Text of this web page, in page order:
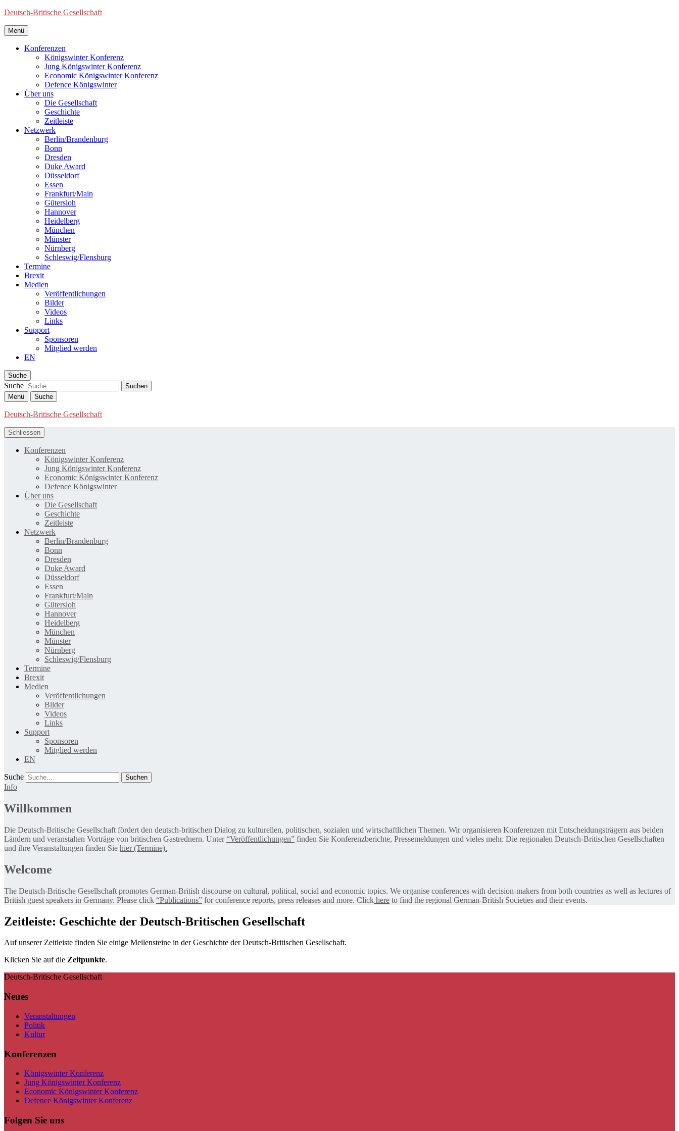
Deutsch-Britische Gesellschaft
Menü
Konferenzen
Königswinter Konferenz
Jung Königswinter Konferenz
Economic Königswinter Konferenz
Defence Königswinter
Über uns
Die Gesellschaft
Geschichte
Zeitleiste
Netzwerk
Berlin/Brandenburg
Bonn
Dresden
Duke Award
Düsseldorf
Essen
Frankfurt/Main
Gütersloh
Hannover
Heidelberg
München
Münster
Nürnberg
Schleswig/Flensburg
Termine
Brexit
Medien
Veröffentlichungen
Bilder
Videos
Links
Support
Sponsoren
Mitglied werden
EN
Suche
Suche
Menü Suche
Deutsch-Britische Gesellschaft
Schliessen
Konferenzen
Königswinter Konferenz
Jung Königswinter Konferenz
Economic Königswinter Konferenz
Defence Königswinter
Über uns
Die Gesellschaft
Geschichte
Zeitleiste
Netzwerk
Berlin/Brandenburg
Bonn
Dresden
Duke Award
Düsseldorf
Essen
Frankfurt/Main
Gütersloh
Hannover
Heidelberg
München
Münster
Nürnberg
Schleswig/Flensburg
Termine
Brexit
Medien
Veröffentlichungen
Bilder
Videos
Links
Support
Sponsoren
Mitglied werden
EN
Suche
Info
Willkommen
Die Deutsch-Britische Gesellschaft fördert den deutsch-britischen Dialog zu kulturellen, politischen, sozialen und wirtschaftlichen Themen. Wir organisieren Konferenzen mit Entscheidungsträgern aus beiden
Ländern und veranstalten Vorträge von britischen Gastrednern. Unter“Veröffentlichungen” finden Sie Konferenzberichte, Pressemeldungen und vieles mehr. Die regionalen Deutsch-Britischen Gesellschaften
und ihre Veranstaltungen finden Sie hier (Termine).
Welcome
The Deutsch-Britische Gesellschaft promotes German-British discourse on cultural, political, social and economic topics. We organise conferences with decision-makers from both countries as well as lectures of
British guest speakers in Germany. Please click “Publications” for conference reports, press releases and more. Click here to find the regional German-British Societies and their events.
Zeitleiste: Geschichte der Deutsch-Britischen Gesellschaft
Auf unserer Zeitleiste finden Sie einige Meilensteine in der Geschichte der Deutsch-Britischen Gesellschaft.
Klicken Sie auf die Zeitpunkte.
Deutsch-Britische Gesellschaft
Neues
Veranstaltungen
Politik
Kultur
Konferenzen
Königswinter Konferenz
Jung Königswinter Konferenz
Economic Königswinter Konferenz
Defence Königswinter Konferenz
Folgen Sie uns